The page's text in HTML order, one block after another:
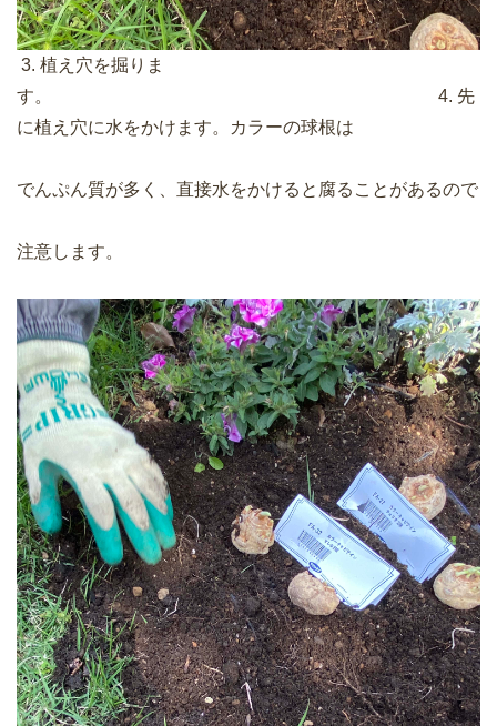
3. 植え穴を掘りま
す。 4. 先
に植え穴に水をかけます。カラーの球根は
でんぷん質が多く、直接水をかけると腐ることがあるので
注意します。